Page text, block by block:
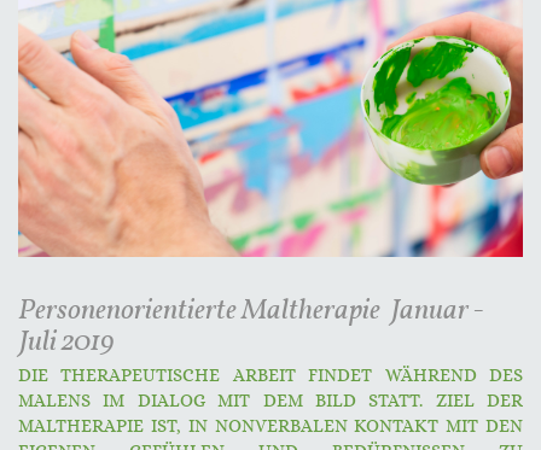
Personenorientierte Maltherapie Januar -
Juli 2019
DIE THERAPEUTISCHE ARBEIT FINDET WÄHREND DES
MALENS IM DIALOG MIT DEM BILD STATT. ZIEL DER
MALTHERAPIE IST, IN NONVERBALEN KONTAKT MIT DEN